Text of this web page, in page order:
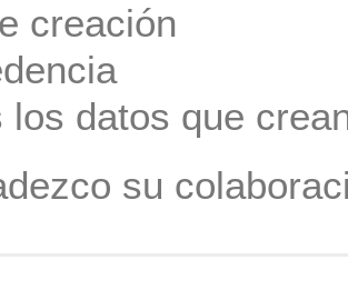
creación
los datos que
su